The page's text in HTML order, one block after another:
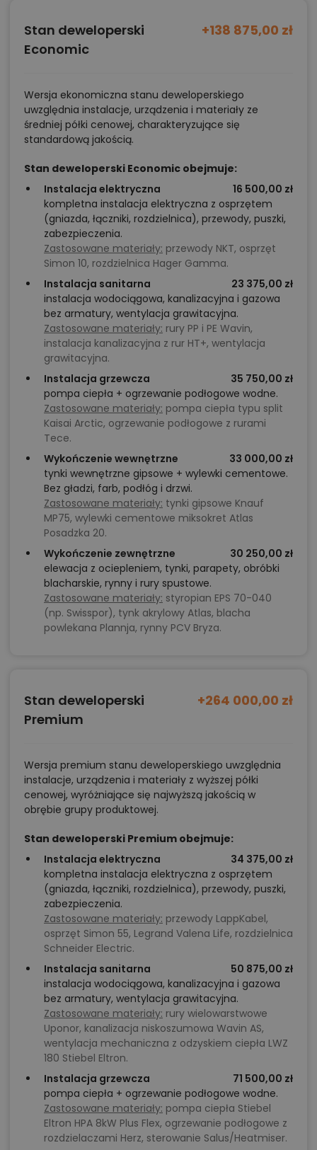
codziennie. Zapraszamy do konsultacji z naszymi
Doradcami Projektowymi.
projekcie, na przykład:
polecane przez architekta zmiany,
projekty podobne - o zbliżonym układzie lub
parametrach,
optymalizacja kosztów budowy domu według
tego projektu,
informacje szczegółowe - np. wymiary
pomieszczeń, instalacje, materiały?
Zadzwoń 52 384 49 90lub NAPISZ
Stan deweloperski
Economic
+138 875,00 zł
Wersja ekonomiczna stanu deweloperskiego
uwzględnia instalacje, urządzenia i materiały ze
średniej półki cenowej, charakteryzujące się
standardową jakością.
Stan deweloperski Economic obejmuje:
Instalacja elektryczna
16 500,00 zł
kompletna instalacja elektryczna z osprzętem
(gniazda, łączniki, rozdzielnica), przewody, puszki,
zabezpieczenia.
Zastosowane materiały: przewody NKT, osprzęt
Simon 10, rozdzielnica Hager Gamma.
Instalacja sanitarna
23 375,00 zł
instalacja wodociągowa, kanalizacyjna i gazowa
bez armatury, wentylacja grawitacyjna.
Zastosowane materiały: rury PP i PE Wavin,
instalacja kanalizacyjna z rur HT+, wentylacja
grawitacyjna.
Instalacja grzewcza
35 750,00 zł
pompa ciepła + ogrzewanie podłogowe wodne.
Zastosowane materiały: pompa ciepła typu split
Kaisai Arctic, ogrzewanie podłogowe z rurami
Tece.
Wykończenie wewnętrzne
33 000,00 zł
tynki wewnętrzne gipsowe + wylewki cementowe.
Bez gładzi, farb, podłóg i drzwi.
Zastosowane materiały: tynki gipsowe Knauf
MP75, wylewki cementowe miksokret Atlas
Posadzka 20.
Wykończenie zewnętrzne
30 250,00 zł
elewacja z ociepleniem, tynki, parapety, obróbki
blacharskie, rynny i rury spustowe.
Zastosowane materiały: styropian EPS 70-040
(np. Swisspor), tynk akrylowy Atlas, blacha
powlekana Plannja, rynny PCV Bryza.
Stan deweloperski
Premium
+264 000,00 zł
Wersja premium stanu deweloperskiego uwzględnia
instalacje, urządzenia i materiały z wyższej półki
cenowej, wyróżniające się najwyższą jakością w
obrębie grupy produktowej.
Stan deweloperski Premium obejmuje:
Instalacja elektryczna
34 375,00 zł
kompletna instalacja elektryczna z osprzętem
(gniazda, łączniki, rozdzielnica), przewody, puszki,
zabezpieczenia.
Zastosowane materiały: przewody LappKabel,
osprzęt Simon 55, Legrand Valena Life, rozdzielnica
Schneider Electric.
Instalacja sanitarna
50 875,00 zł
instalacja wodociągowa, kanalizacyjna i gazowa
bez armatury, wentylacja grawitacyjna.
Zastosowane materiały: rury wielowarstwowe
Uponor, kanalizacja niskoszumowa Wavin AS,
wentylacja mechaniczna z odzyskiem ciepła LWZ
180 Stiebel Eltron.
Instalacja grzewcza
71 500,00 zł
pompa ciepła + ogrzewanie podłogowe wodne.
Zastosowane materiały: pompa ciepła Stiebel
Eltron HPA 8kW Plus Flex, ogrzewanie podłogowe z
rozdzielaczami Herz, sterowanie Salus/Heatmiser.